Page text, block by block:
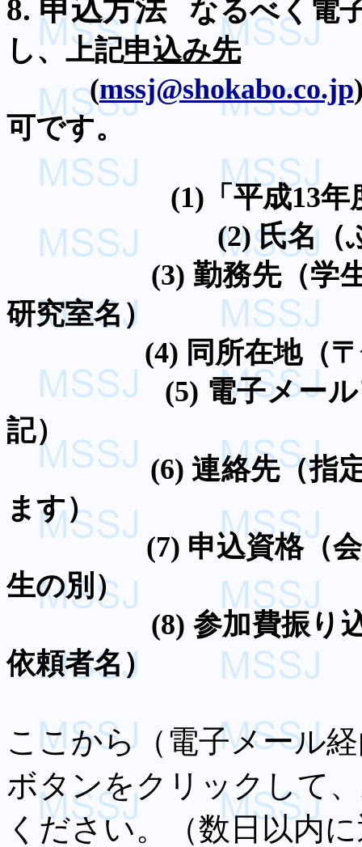
8. 申込方法
なるべく電
し、上記申込み先
(mssj@shokabo.co.jp
可です。
(1) 「平成13年
(2)氏名（
(3) 勤務先（学
研究室名）
(4) 同所在地（
(5) 電子メー
記）
(6) 連絡先（指
ます）
(7) 申込資格（
生の別）
(8) 参加費振り
依頼者名）
ここから（電子メール
ボタンをクリックして
ください。（数日以内